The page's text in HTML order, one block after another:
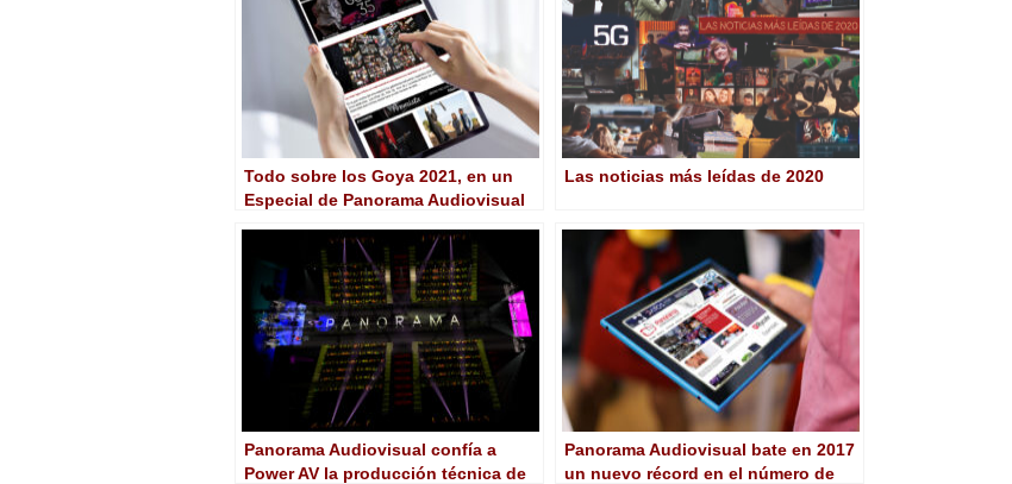
Todo sobre los Goya 2021, en un
Especial de Panorama Audiovisual
Las noticias más leídas de 2020
Panorama Audiovisual confía a
Power AV la producción técnica de
Panorama Audiovisual bate en 2017
un nuevo récord en el número de